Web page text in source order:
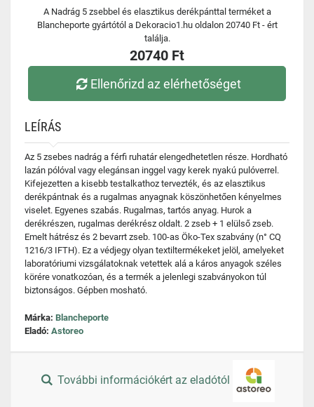
A Nadrág 5 zsebbel és elasztikus derékpánttal terméket a
Blancheporte gyártótól a Dekoracio1.hu oldalon 20740 Ft - ért
találja.
20740 Ft
Ellenőrizd az elérhetőséget
LEÍRÁS
Az 5 zsebes nadrág a férfi ruhatár elengedhetetlen része. Hordható
lazán pólóval vagy elegánsan inggel vagy kerek nyakú pulóverrel.
Kifejezetten a kisebb testalkathoz tervezték, és az elasztikus
derékpántnak és a rugalmas anyagnak köszönhetően kényelmes
viselet. Egyenes szabás. Rugalmas, tartós anyag. Hurok a
derékrészen, rugalmas derékrész oldalt. 2 zseb + 1 elülső zseb.
Emelt hátrész és 2 bevarrt zseb. 100-as Öko-Tex szabvány (n° CQ
1216/3 IFTH). Ez a védjegy olyan textiltermékeket jelöl, amelyeket
laboratóriumi vizsgálatoknak vetettek alá a káros anyagok széles
körére vonatkozóan, és a termék a jelenlegi szabványokon túl
biztonságos. Gépben mosható.
Márka: Blancheporte
Eladó: Astoreo
További információkért az eladótól